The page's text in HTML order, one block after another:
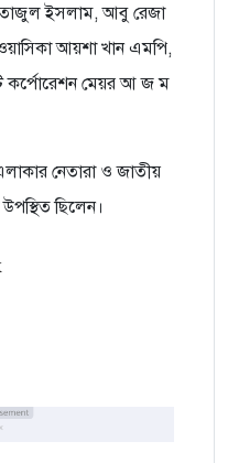
তাজুল ইসলাম, আবু রেজা
আয়শা খান এমপি,
কর্পোরেশন মেয়র আ জ ম
নেতারা ও জাতীয়
ছিলেন।